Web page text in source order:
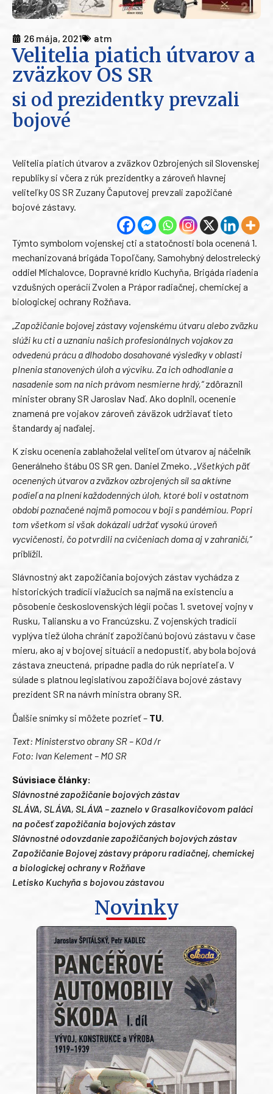
26 mája, 2021 atm
Velitelia piatich útvarov a
zväzkov OS SR
si od prezidentky prevzali
bojové
Velitelia piatich útvarov a zväzkov Ozbrojených síl Slovenskej
republiky si včera z rúk prezidentky a zároveň hlavnej
veliteľky OS SR Zuzany Čaputovej prevzali zapožičané
bojové zástavy.
Týmto symbolom vojenskej cti a statočnosti bola ocenená 1.
mechanizovaná brigáda Topoľčany, Samohybný delostrelecký
oddiel Michalovce, Dopravné krídlo Kuchyňa, Brigáda riadenia
vzdušných operácií Zvolen a Prápor radiačnej, chemickej a
biologickej ochrany Rožňava.
„Zapožičanie bojovej zástavy vojenskému útvaru alebo zväzku
slúži ku cti a uznaniu našich profesionálnych vojakov za
odvedenú prácu a dlhodobo dosahované výsledky v oblasti
plnenia stanovených úloh a výcviku. Za ich odhodlanie a
nasadenie som na nich právom nesmierne hrdý,“zdôraznil
minister obrany SR Jaroslav Naď. Ako doplnil, ocenenie
znamená pre vojakov zároveň záväzok udržiavať tieto
štandardy aj naďalej.
K zisku ocenenia zablahoželal veliteľom útvarov aj náčelník
Generálneho štábu OS SR gen. Daniel Zmeko. „Všetkých päť
ocenených útvarov a zväzkov ozbrojených síl sa aktívne
podieľa na plnení každodenných úloh, ktoré boli v ostatnom
období poznačené najmä pomocou v boji s pandémiou. Popri
tom všetkom si však dokázali udržať vysokú úroveň
vycvičenosti, čo potvrdili na cvičeniach doma aj v zahraničí,“
priblížil.
Slávnostný akt zapožičania bojových zástav vychádza z
historických tradícií viažucich sa najmä na existenciu a
pôsobenie československých légií počas 1. svetovej vojny v
Rusku, Taliansku a vo Francúzsku. Z vojenských tradícií
vyplýva tiež úloha chrániť zapožičanú bojovú zástavu v čase
mieru, ako aj v bojovej situácii a nedopustiť, aby bola bojová
zástava zneuctená, prípadne padla do rúk nepriateľa. V
súlade s platnou legislatívou zapožičiava bojové zástavy
prezident SR na návrh ministra obrany SR.
Ďalšie snímky si môžete pozrieť – TU
Text: Ministerstvo obrany SR – KOd /r
Foto: Ivan Kelement – MO SR
Súvisiace články:
Slávnostné zapožičanie bojových zástav
SLÁVA, SLÁVA, SLÁVA – zaznelo v Grasalkovičovom paláci
na počesť zapožičania bojových zástav
Slávnostné odovzdanie zapožičaných bojových zástav
Zapožičanie Bojovej zástavy práporu radiačnej, chemickej
a biologickej ochrany v Rožňave
Letisko Kuchyňa s bojovou zástavou
Novinky